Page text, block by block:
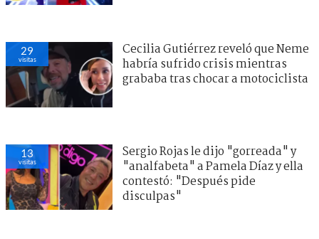
29
visitas
Cecilia Gutiérrez reveló que Neme
habría sufrido crisis mientras
grababa tras chocar a motociclista
13
visitas
Sergio Rojas le dijo "gorreada" y
"analfabeta" a Pamela Díaz y ella
contestó: "Después pide
disculpas"